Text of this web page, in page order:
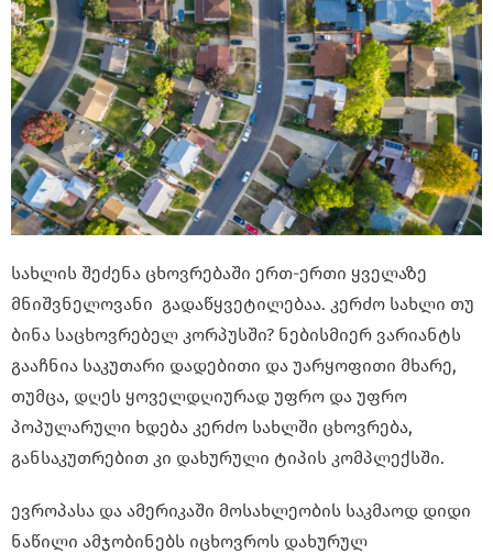
სახლის შეძენა ცხოვრებაში ერთ-ერთი ყველაზე
მნიშვნელოვანი გადაწყვეტილებაა. კერძო სახლი თუ
ბინა საცხოვრებელ კორპუსში? ნებისმიერ ვარიანტს
გააჩნია საკუთარი დადებითი და უარყოფითი მხარე,
თუმცა, დღეს ყოველდღიურად უფრო და უფრო
პოპულარული ხდება კერძო სახლში ცხოვრება,
განსაკუთრებით კი დახურული ტიპის კომპლექსში.
ევროპასა და ამერიკაში მოსახლეობის საკმაოდ დიდი
ნაწილი ამჯობინებს იცხოვროს დახურულ